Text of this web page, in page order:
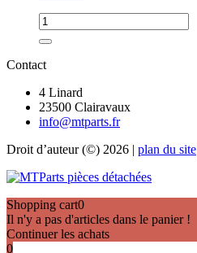
quantité
de
Piston
Kubota
moteur
ZL600
Contact
4 Linard
23500 Clairavaux
info@mtparts.fr
Droit d’auteur (©) 2026 | plan du site
Shopping cart0
Il n'y a pas d'articles dans le panier !
Continuer les achats
0